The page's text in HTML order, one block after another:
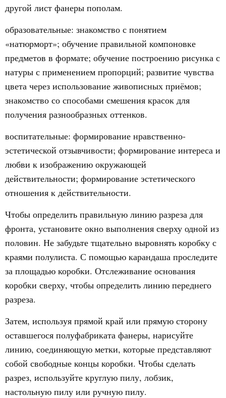
другой лист фанеры пополам.
образовательные: знакомство с понятием
«натюрморт»; обучение правильной компоновке
предметов в формате; обучение построению рисунка с
натуры с применением пропорций; развитие чувства
цвета через использование живописных приёмов;
знакомство со способами смешения красок для
получения разнообразных оттенков.
воспитательные: формирование нравственно-
эстетической отзывчивости; формирование интереса и
любви к изображению окружающей
действительности; формирование эстетического
отношения к действительности.
Чтобы определить правильную линию разреза для
фронта, установите окно выполнения сверху одной из
половин. Не забудьте тщательно выровнять коробку с
краями полулиста. С помощью карандаша проследите
за площадью коробки. Отслеживание основания
коробки сверху, чтобы определить линию переднего
разреза.
Затем, используя прямой край или прямую сторону
оставшегося полуфабриката фанеры, нарисуйте
линию, соединяющую метки, которые представляют
собой свободные концы коробки. Чтобы сделать
разрез, используйте круглую пилу, лобзик,
настольную пилу или ручную пилу.